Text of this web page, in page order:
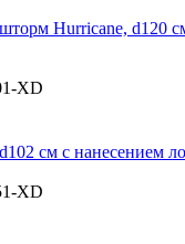
Hurricane, d120
XD
см с нанесением
XD